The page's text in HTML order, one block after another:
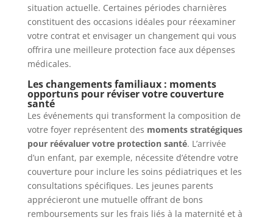
situation actuelle. Certaines périodes charnières
constituent des occasions idéales pour réexaminer
votre contrat et envisager un changement qui vous
offrira une meilleure protection face aux dépenses
médicales.
Les changements familiaux : moments
opportuns pour réviser votre couverture
santé
Les événements qui transforment la composition de
votre foyer représentent des moments stratégiques
pour réévaluer votre protection santé. L’arrivée
d’un enfant, par exemple, nécessite d’étendre votre
couverture pour inclure les soins pédiatriques et les
consultations spécifiques. Les jeunes parents
apprécieront une mutuelle offrant de bons
remboursements sur les frais liés à la maternité et à